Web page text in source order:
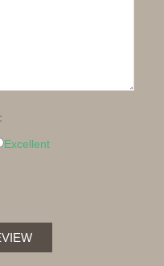
Excellent